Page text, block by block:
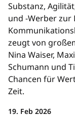
Substanz,
und -Werber zur
zeugt von
Nina Waiser,
Schumann und
Chancen für
Zeit.
19. Feb 2026